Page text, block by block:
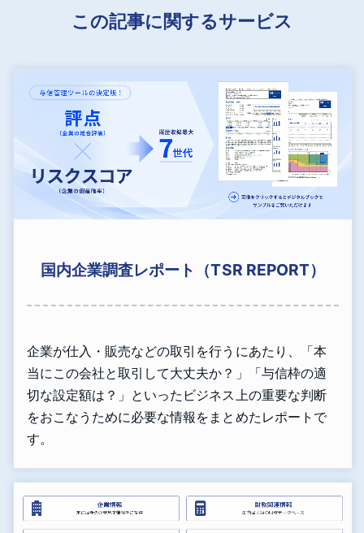
この記事に関するサービス
国内企業調査レポート（TSR REPORT）
企業が仕入・販売などの取引を行うにあたり、「本
当にこの会社と取引して大丈夫か？」「与信枠の適
切な設定額は？」といったビジネス上の重要な判断
をおこなうために必要な情報をまとめたレポートで
す。